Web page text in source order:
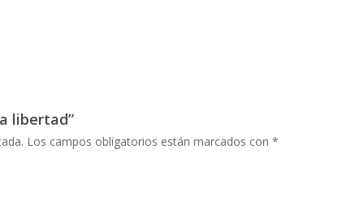
libertad”
Los campos obligatorios están marcados con*